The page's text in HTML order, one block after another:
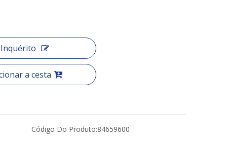
Inquérito
a cesta
Código Do Produto:84659600